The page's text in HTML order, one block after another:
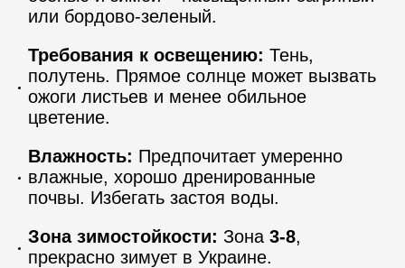
или бордово-зеленый.
Требования к освещению: Тень,
полутень. Прямое солнце может вызвать
ожоги листьев и менее обильное
цветение.
Влажность: Предпочитает умеренно
влажные, хорошо дренированные
почвы. Избегать застоя воды.
Зона зимостойкости: Зона 3-8,
прекрасно зимует в Украине.